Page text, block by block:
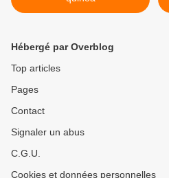
Hébergé par Overblog
Top articles
Pages
Contact
Signaler un abus
C.G.U.
Cookies et données personnelles